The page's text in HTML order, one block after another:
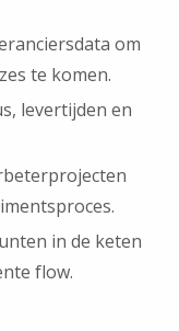
om
te komen.
levertijden en
in de keten
flow.